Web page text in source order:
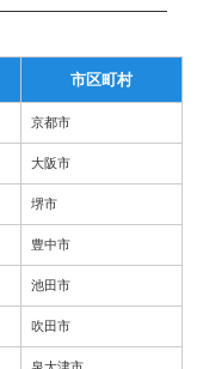
市区町村
京都市
大阪市
堺市
豊中市
池田市
吹田市